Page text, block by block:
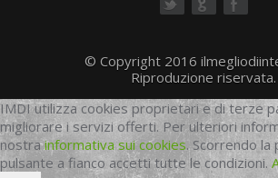
© Copyright 2016
Riproduzione riservata.
IMDI utilizza cookies proprietari e di terze
migliorare i servizi offerti. Per ulteriori
nostrainformativa sui cookies. Scorrendo la
pulsante a fianco accetti tutte le condizioni.